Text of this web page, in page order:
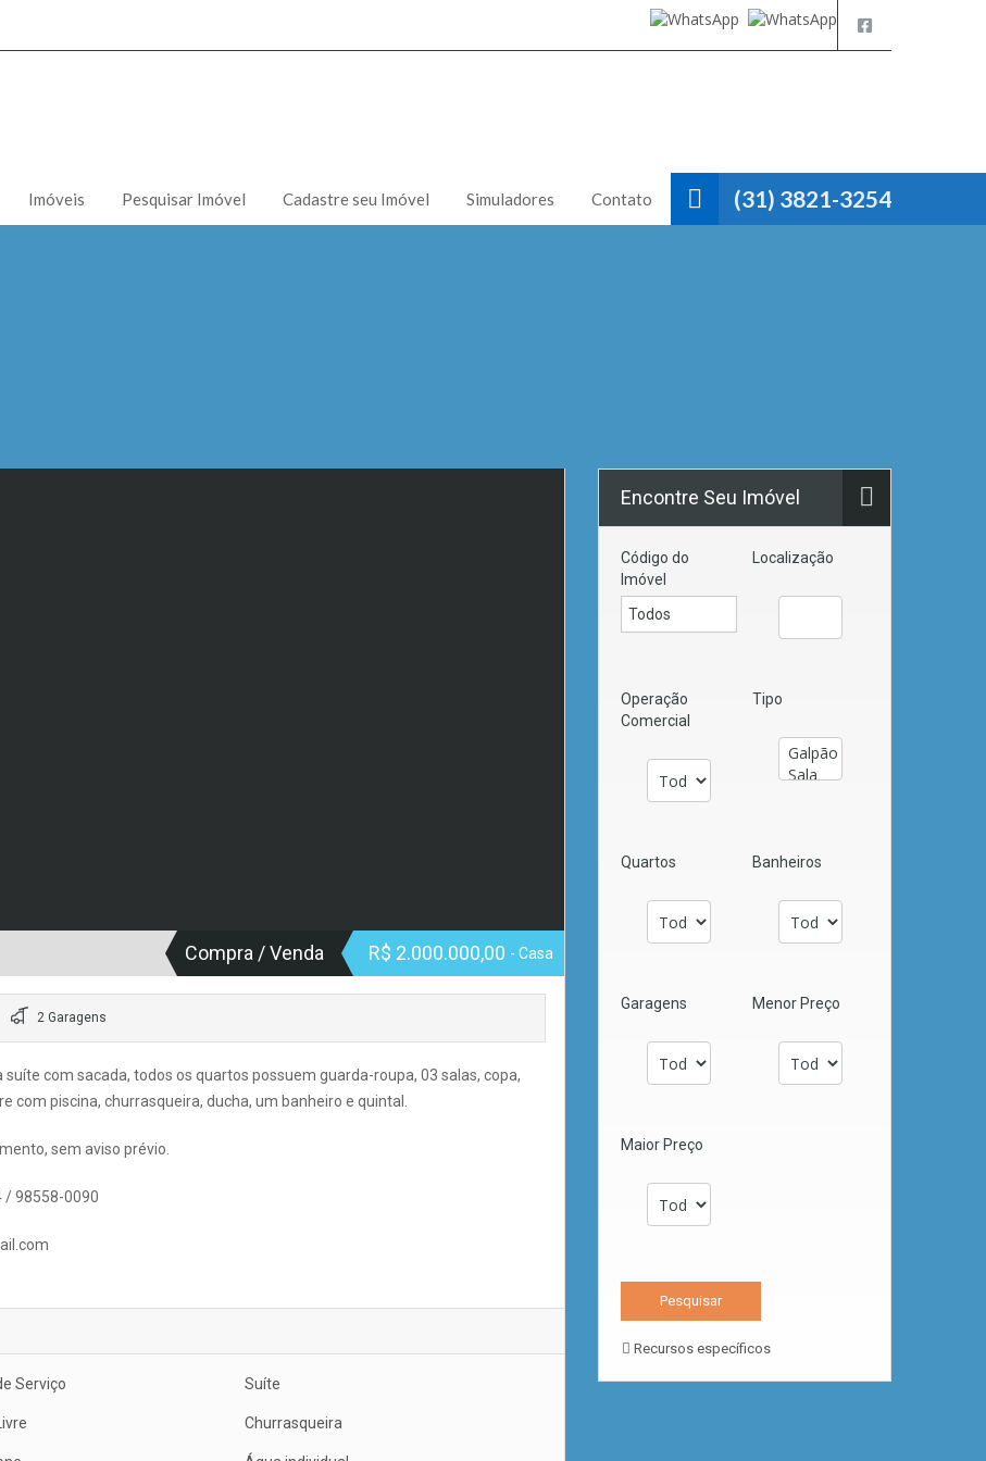
(31) 3821-3254
Imóveis Pesquisar Imóvel Cadastre seu Imóvel Simuladores Contato
Compra / Venda R$ 2.000.000,00 - Casa
2 Garagens
com sacada, todos os quartos possuem guarda-roupa, 03 salas, copa,
com piscina, churrasqueira, ducha, um banheiro e quintal.
sem aviso prévio.
/ 98558-0090
Serviço Suíte
Churrasqueira
Encontre Seu Imóvel
Código do
Imóvel
Localização
Operação
Comercial
Tipo
Quartos Banheiros
Garagens Menor Preço
Maior Preço
Recursos específicos